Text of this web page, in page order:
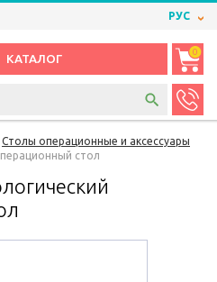
РУС
КАТАЛОГ
0
Столы операционные и аксессуары
стол